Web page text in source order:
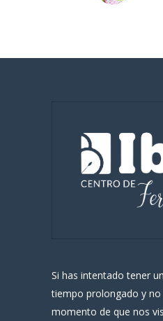
Si has intentado tener
tiempo prolongado y
momento de que nos